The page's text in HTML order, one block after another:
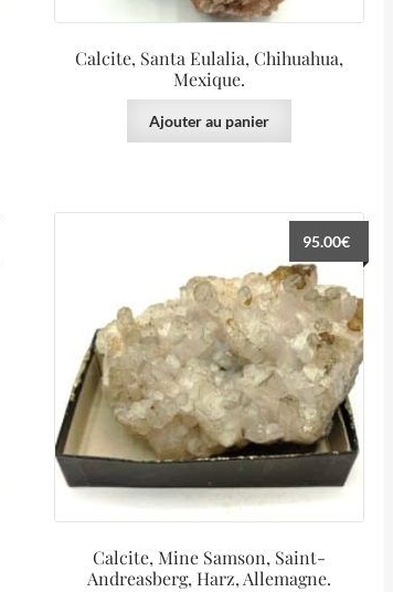
Calcite, Santa Eulalia, Chihuahua,
Mexique.
Ajouter au panier
Calcite, Mine Samson, Saint-
Andreasberg, Harz, Allemagne.
95.00€